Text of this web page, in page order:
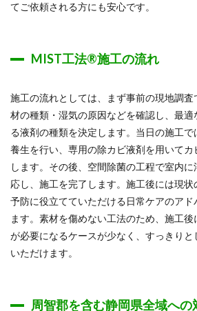
てご依頼される方にも安心です。
MIST工法®施工の流れ
施工の流れとしては、まず事前の現地調
材の種類・湿気の原因などを確認し、最
る液剤の種類を決定します。当日の施工
養生を行い、専用の除カビ液剤を用いて
します。その後、空間除菌の工程で室内
応し、施工を完了します。施工後には現
予防に役立てていただける日常ケアのア
ます。素材を傷めない工法のため、施工
が必要になるケースが少なく、すっきり
いただけます。
周智郡を含む静岡県全域への